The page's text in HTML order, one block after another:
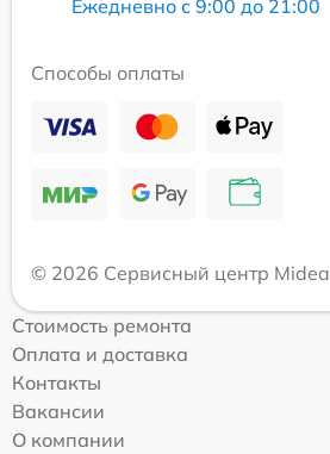
Ежедневно с 9:00 до 21:00
Способы оплаты
© 2026 Сервисный центр Midea
Стоимость ремонта
Оплата и доставка
Контакты
Вакансии
О компании